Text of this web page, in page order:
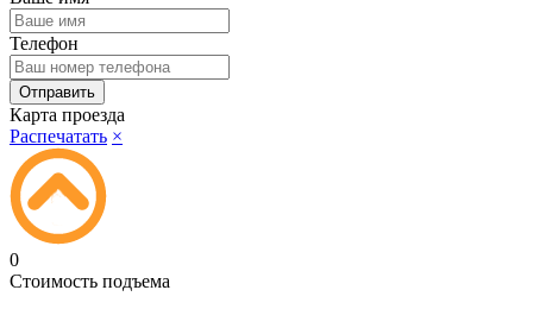
Телефон
Карта проезда
Распечатать ×
0
Стоимость подъема